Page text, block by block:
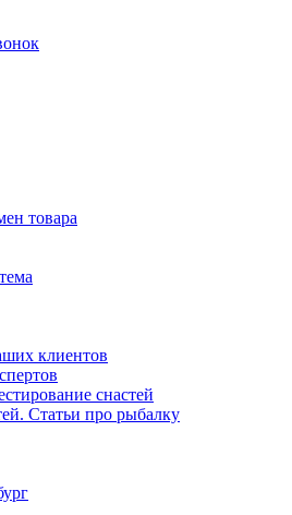
товара
клиентов
снастей
Статьи про рыбалку